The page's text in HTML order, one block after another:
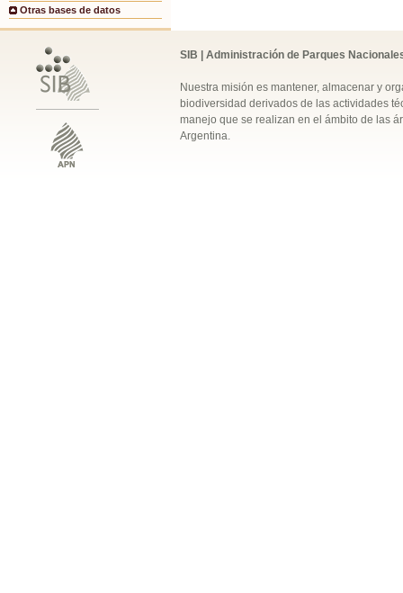
Otras bases de datos
SIB | Administración de Parques
Nuestra misión es mantener, almacenar y
biodiversidad derivados de las actividades
manejo que se realizan en el ámbito de las
Argentina.